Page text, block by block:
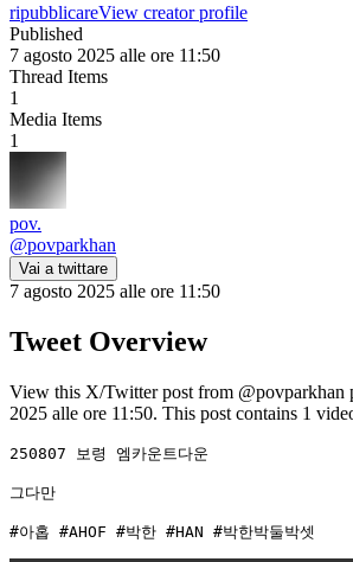
ripubblicareView creator profile
Published
7 agosto 2025 alle ore 11:50
Thread Items
1
Media Items
1
pov.
@povparkhan
Vai a twittare
7 agosto 2025 alle ore 11:50
Tweet Overview
View this X/Twitter post from @povparkhan
2025 alle ore 11:50. This post contains 1
250807 보령 엠카운트다운
그다만
#아홉 #AHOF #박한 #HAN #박한박둘박셋